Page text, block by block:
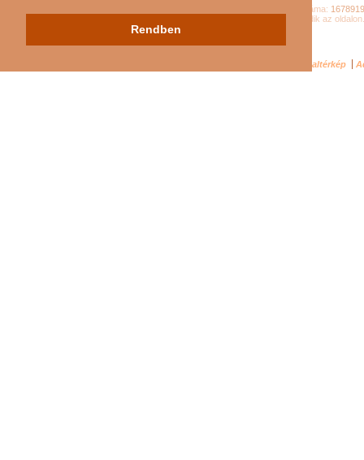
Rendben
Összes látogató száma: 1678919
látogató tartózkodik az oldalon.
Oldaltérkép